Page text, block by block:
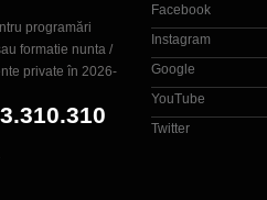
programări
formatie nunta /
private în 2026-
Facebook
Instagram
Google
YouTube
Twitter